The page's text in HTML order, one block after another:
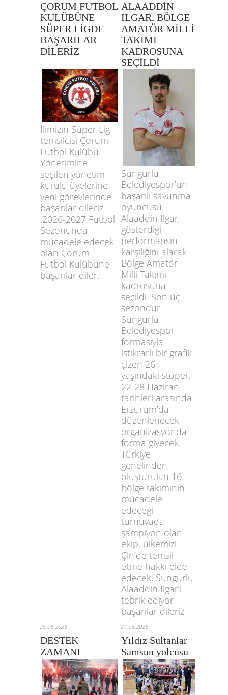
ÇORUM FUTBOL
KULÜBÜNE
SÜPER LİGDE
BAŞARILAR
DİLERİZ
ALAADDİN
ILGAR, BÖLGE
AMATÖR MİLLİ
TAKIMI
KADROSUNA
SEÇİLDİ
İlimizin Süper Lig
temsilcisi Çorum
Futbol Kulübü
Yönetimine
seçilen yönetim
kurulu üyelerine
yeni görevlerinde
başarılar dileriz
.2026-2027 Futbol
Sezonunda
mücadele edecek
olan Çorum
Futbol Kulübüne
başarılar diler.
Sungurlu
Belediyespor’un
başarılı savunma
oyuncusu
Alaaddin Ilgar,
gösterdiği
performansın
karşılığını alarak
Bölge Amatör
Milli Takımı
kadrosuna
seçildi. Son üç
sezondur
Sungurlu
Belediyespor
formasıyla
istikrarlı bir grafik
çizen 26
yaşındaki stoper,
22-28 Haziran
tarihleri arasında
Erzurum’da
düzenlenecek
organizasyonda
forma giyecek.
Türkiye
genelinden
oluşturulan 16
bölge takımının
mücadele
edeceği
turnuvada
şampiyon olan
ekip, ülkemizi
Çin’de temsil
etme hakkı elde
edecek. Sungurlu
Alaaddin Ilgar’i
tebrik ediyor
başarılar dileriz
25.06.2026 24.06.2026
DESTEK
ZAMANI
Yıldız Sultanlar
Samsun yolcusu